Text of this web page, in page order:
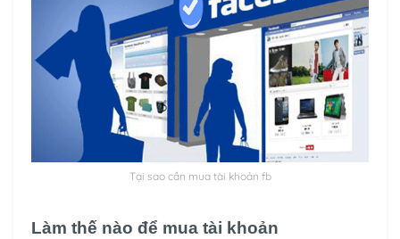
Tại sao cần mua tài khoản fb
Làm thế nào để mua tài khoản